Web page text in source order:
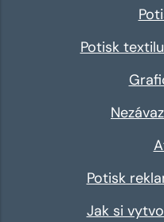
Potisk
Potisk
Jak si